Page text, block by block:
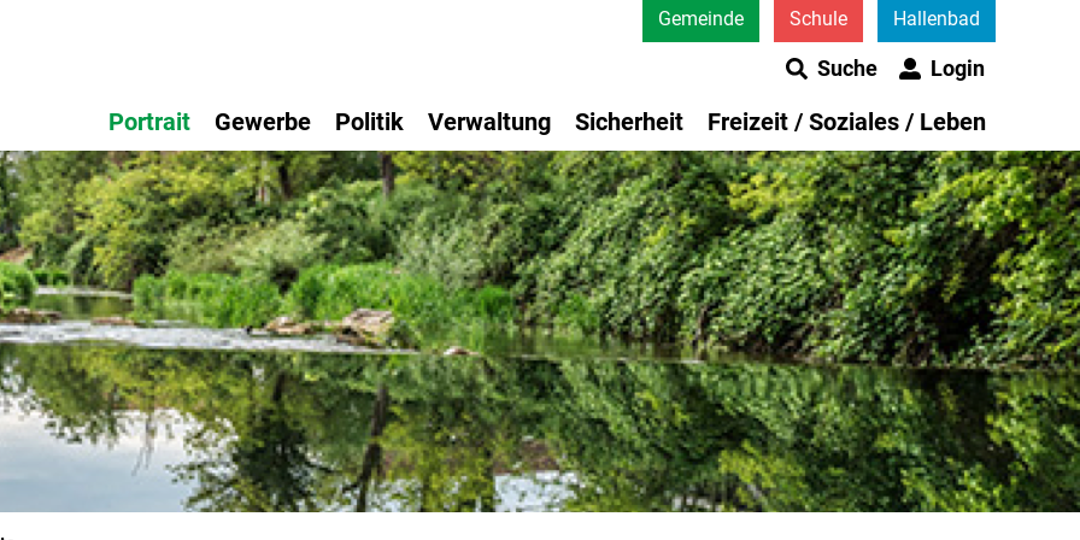
Gemeinde Schule Hallenbad
Suche Login
Portrait Gewerbe Politik Verwaltung Sicherheit Freizeit / Soziales / Leben